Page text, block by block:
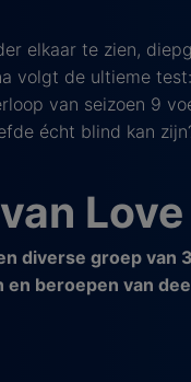
elkaar te zien,
volgt de ultieme
van seizoen 9
écht blind kan
diverse groep
beroepen van